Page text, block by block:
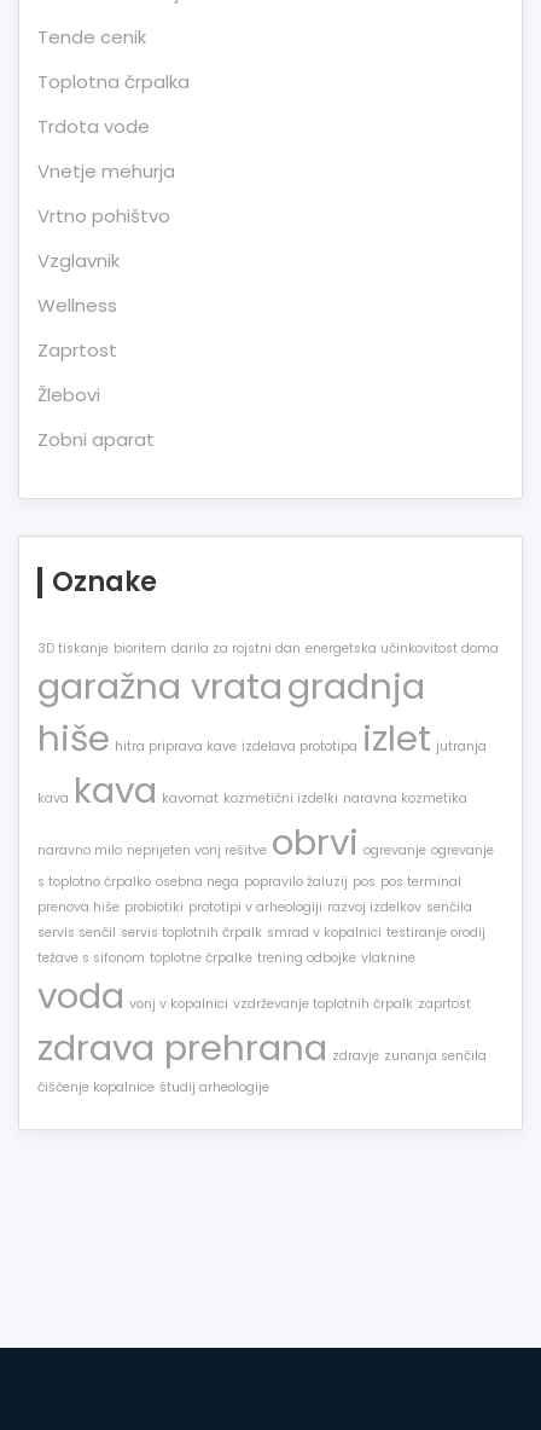
Tende cenik
Toplotna črpalka
Trdota vode
Vnetje mehurja
Vrtno pohištvo
Vzglavnik
Wellness
Zaprtost
Žlebovi
Zobni aparat
Oznake
3D tiskanje bioritem darila za rojstni dan energetska učinkovitost doma
garažna vratagradnja
hiše hitra priprava kave izdelava prototipa izlet jutranja
kava kava kavomat kozmetični izdelki naravna kozmetika
naravno milo neprijeten vonj rešitve obrvi ogrevanje ogrevanje
s toplotno črpalko osebna nega popravilo žaluzij pos pos terminal
prenova hiše probiotiki prototipi v arheologiji razvoj izdelkov senčila
servis senčil servis toplotnih črpalk smrad v kopalnici testiranje orodij
težave s sifonom toplotne črpalke trening odbojke vlaknine
voda vonj v kopalnici vzdrževanje toplotnih črpalk zaprtost
zdrava prehrana zdravje zunanja senčila
čiščenje kopalnice študij arheologije